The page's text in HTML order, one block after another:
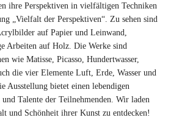
ihre Perspektiven in vielfältigen Techniken
„Vielfalt der Perspektiven“. Zu sehen sind
auf Papier und Leinwand,
Arbeiten auf Holz. Die Werke sind
wie Matisse, Picasso, Hundertwasser,
die vier Elemente Luft, Erde, Wasser und
Ausstellung bietet einen lebendigen
Talente der Teilnehmenden. Wir laden
und Schönheit ihrer Kunst zu entdecken!